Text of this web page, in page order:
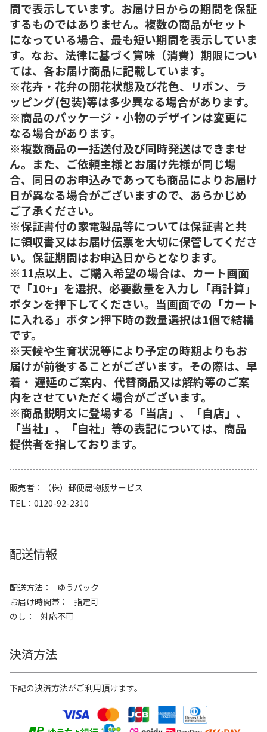
間で表示しています。お届け日からの期間を保証
するものではありません。複数の商品がセット
になっている場合、最も短い期間を表示していま
す。なお、法律に基づく賞味（消費）期限につい
ては、各お届け商品に記載しています。
※花卉・花弁の開花状態及び花色、リボン、ラ
ッピング(包装)等は多少異なる場合があります。
※商品のパッケージ・小物のデザインは変更に
なる場合があります。
※複数商品の一括送付及び同時発送はできませ
ん。また、ご依頼主様とお届け先様が同じ場
合、同日のお申込みであっても商品によりお届け
日が異なる場合がございますので、あらかじめ
ご了承ください。
※保証書付の家電製品等については保証書と共
に領収書又はお届け伝票を大切に保管してくださ
い。保証期間はお申込日からとなります。
※11点以上、ご購入希望の場合は、カート画面
で「10+」を選択、必要数量を入力し「再計算」
ボタンを押下してください。当画面での「カート
に入れる」ボタン押下時の数量選択は1個で結構
です。
※天候や生育状況等により予定の時期よりもお
届けが前後することがございます。その際は、早
着・ 遅延のご案内、代替商品又は解約等のご案
内をさせていただく場合がございます。
※商品説明文に登場する「当店」、「自店」、
「当社」、「自社」等の表記については、商品
提供者を指しております。
販売者
（株）郵便局物販サービス
TEL
0120-92-2310
配送情報
配送方法
ゆうパック
お届け時間帯
指定可
のし
対応不可
決済方法
下記の決済方法がご利用頂けます。